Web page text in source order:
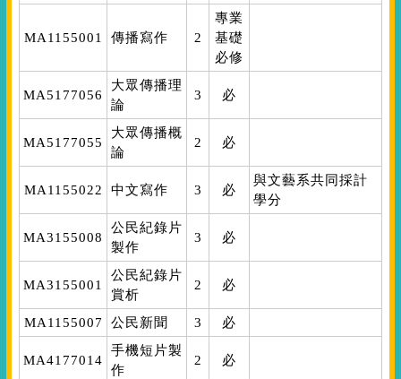
MA1155001 傳播寫作 2
專業
基礎
必修
MA5177056
大眾傳播理
論
3 必
MA5177055
大眾傳播概
論
2 必
MA1155022 中文寫作 3 必
與文藝系共同採計
學分
MA3155008
公民紀錄片
製作
3 必
MA3155001
公民紀錄片
賞析
2 必
MA1155007 公民新聞 3 必
MA4177014
手機短片製
作
2 必